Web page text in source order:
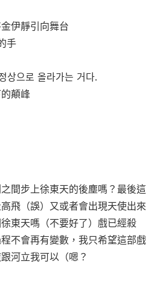
伊靜引向舞台
手
상으로 올라가는 거다.
顛峰
間步上徐東天的後塵嗎？最後這
飛（誤）又或者會出現天使出來
東天嗎（不要好了）戲已經殺
不會再有變數，我只希望這部戲
河立我可以（嗯？